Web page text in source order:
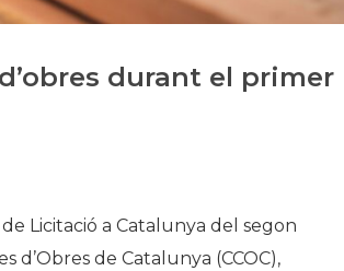
durant el primer
Licitació a Catalunya del segon
de Catalunya (CCOC),